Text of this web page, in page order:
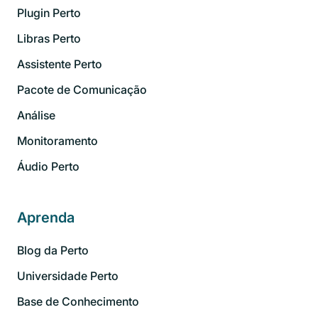
Plugin Perto
Libras Perto
Assistente Perto
Pacote de Comunicação
Análise
Monitoramento
Áudio Perto
Aprenda
Blog da Perto
Universidade Perto
Base de Conhecimento